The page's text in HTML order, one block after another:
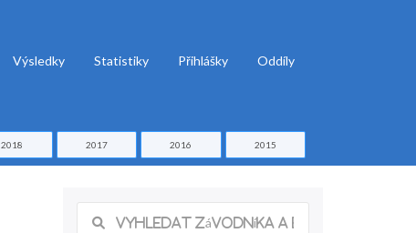
Výsledky Statistiky Přihlášky Oddíly
2018 2017 2016 2015